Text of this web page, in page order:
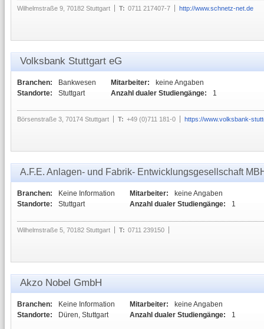
Wilhelmstraße 9, 70182 Stuttgart T: 0711 217407-7 http://www.schnetz-net.de
Volksbank Stuttgart eG
Branchen:
Bankwesen
Standorte:
Stuttgart
Mitarbeiter:
keine Angaben
Anzahl dualer Studiengänge:
1
Börsenstraße 3, 70174 Stuttgart T: +49 (0)711 181-0 https://www.volksbank-
A.F.E. Anlagen- und Fabrik- Entwicklungsgesellschaft
Branchen:
Keine Information
Standorte:
Stuttgart
Mitarbeiter:
keine Angaben
Anzahl dualer Studiengänge:
1
Wilhelmstraße 5, 70182 Stuttgart T: 0711 239150
Akzo Nobel GmbH
Branchen:
Keine Information
Standorte:
Düren, Stuttgart
Mitarbeiter:
keine Angaben
Anzahl dualer Studiengänge:
1